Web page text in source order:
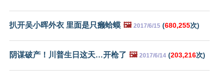
扒开吴小晖外衣 里面是只癞蛤蟆 🖼️ 2017/6/15 (680,255次)
阴谋破产！川普生日这天…开枪了 🖼️ 2017/6/14 (203,216次)